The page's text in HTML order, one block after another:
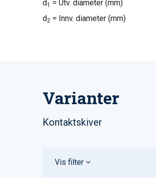
d1 = Utv. diameter (mm)
d2 = Innv. diameter (mm)
Varianter
Kontaktskiver
Vis filter